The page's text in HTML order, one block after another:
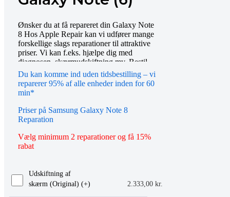
Ønsker du at få repareret din Galaxy Note
8 Hos Apple Repair kan vi udfører mange
forskellige slags reparationer til attraktive
priser. Vi kan f.eks. hjælpe dig med
diagnosen, skærmudskiftning mv. Bestil
tid online eller mød op i vores butik, så
hjælper vi dig gerne videre. Du er også
altid velkommen til at kontakte os på
Du kan komme ind uden tidsbestilling – vi
reparerer 95% af alle enheder inden for 60
min*
Priser på Samsung Galaxy Note 8
Reparation
Vælg minimum 2 reparationer og få 15%
rabat
Udskiftning af
skærm (Original) (+
2.333,00 kr.
)